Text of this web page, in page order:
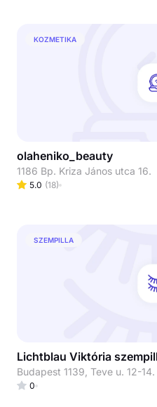
KOZMETIKA
olaheniko_beauty
1186 Bp. Kriza János utca 16.
5.0 (18)
SZEMPILLA
Lichtblau Viktória
Budapest 1139, Teve u. 12-
0